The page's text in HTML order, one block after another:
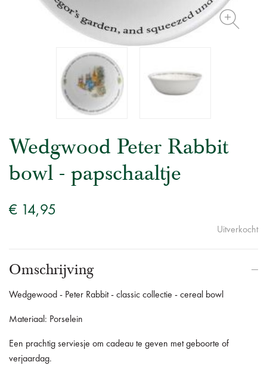
Wedgwood Peter Rabbit
bowl - papschaaltje
€ 14,95
Uitverkocht
Omschrijving
Wedgewood - Peter Rabbit - classic collectie - cereal bowl
Materiaal: Porselein
Een prachtig serviesje om cadeau te geven met geboorte of
verjaardag.